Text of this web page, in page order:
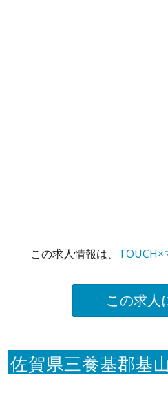
この求人情報は、 TOUCH×
この求人
佐賀県三養基郡基